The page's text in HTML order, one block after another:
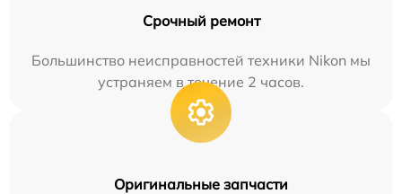
Срочный ремонт
Большинство неисправностей техники Nikon мы
устраняем в течение 2 часов.
Оригинальные запчасти